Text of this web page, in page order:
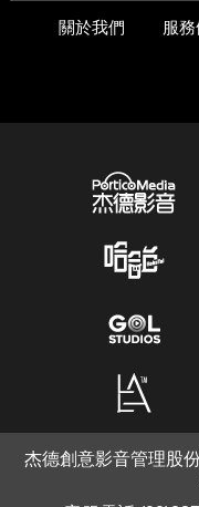
關於我們 服
杰德創意影音管理股